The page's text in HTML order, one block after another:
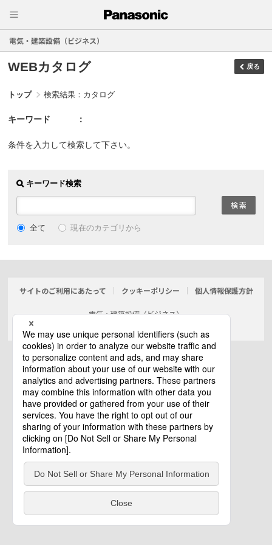
電気・建築設備（ビジネス）
WEBカタログ 戻る
トップ 検索結果：カタログ
キーワード
条件を入力して検索して下さい。
キーワード検索
全て 現在のカテゴリから
サイトのご利用にあたって クッキーポリシー 個人情報保護方針
電気・建築設備（ビジネス）